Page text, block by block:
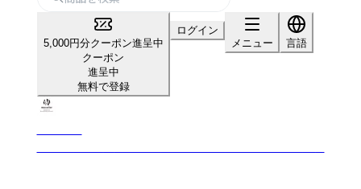
5,000円分クーポン進呈中
クーポン
進呈中
無料で登録
ログイン
メニュー
言語